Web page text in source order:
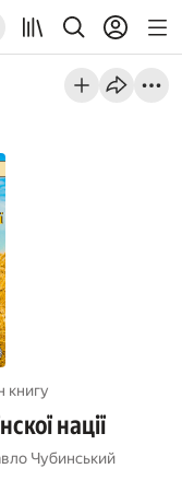
книгу
нації
Чубинський